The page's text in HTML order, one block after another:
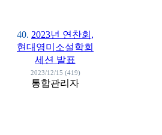
40. 2023년 연찬회,
현대영미소설학회
세션 발표
2023/12/15 (419)
통합관리자